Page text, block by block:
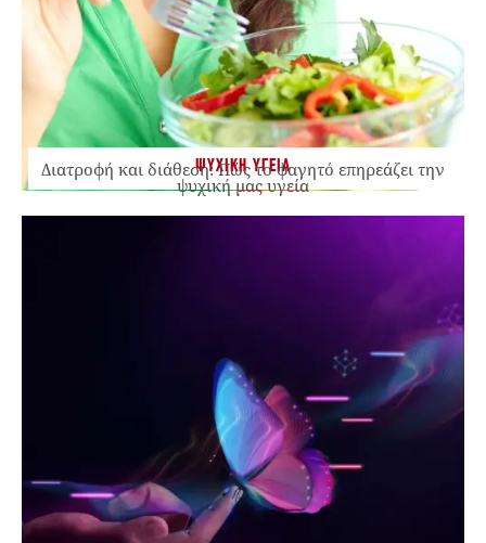
ΨΥΧΙΚΗ ΥΓΕΙΑ
Διατροφή και διάθεση: Πώς το φαγητό επηρεάζει την
ψυχική μας υγεία